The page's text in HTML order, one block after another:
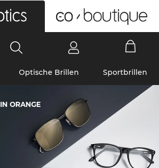
Optische Brillen Sportbrillen
ORANGE